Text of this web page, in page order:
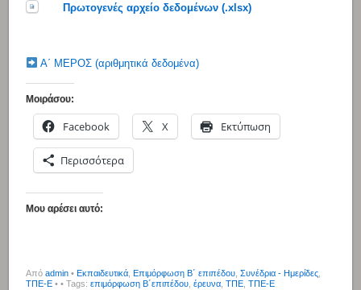
Πρωτογενές αρχείο δεδομένων (.xlsx)
Α΄ ΜΕΡΟΣ (αριθμητικά δεδομένα)
Μοιράσου:
Facebook X Εκτύπωση
Περισσότερα
Μου αρέσει αυτό:
Απόadmin • Εκπαιδευτικά Επιμόρφωση Β΄ επιπέδου ,Συνέδρια - Ημερίδες
ΤΠΕ-Ε • • Tags:επιμόρφωση Β΄επιπέδου ,έρευνα ,ΤΠΕ ,ΤΠΕ-Ε